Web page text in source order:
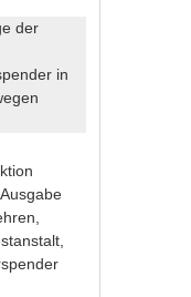
der
in